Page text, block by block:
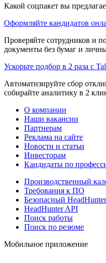
Какой соцпакет вы
Оформляйте кандидатов
Проверяйте сотрудников и
документы без бумаг и
Ускорьте подбор в 2 раза с
Автоматизируйте сбор
собирайте аналитику в 2
О компании
Наши вакансии
Партнерам
Реклама на сайте
Новости и статьи
Инвесторам
Кандидаты по
Производственный
Требования к ПО
Безопасный HeadHunter
HeadHunter API
Поиск работы
Поиск по резюме
Мобильное приложение